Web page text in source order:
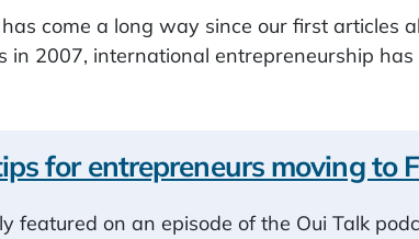
come a long way since our first articles
in 2007, international entrepreneurship
for entrepreneurs moving to
featured on an episode of the Oui Talk